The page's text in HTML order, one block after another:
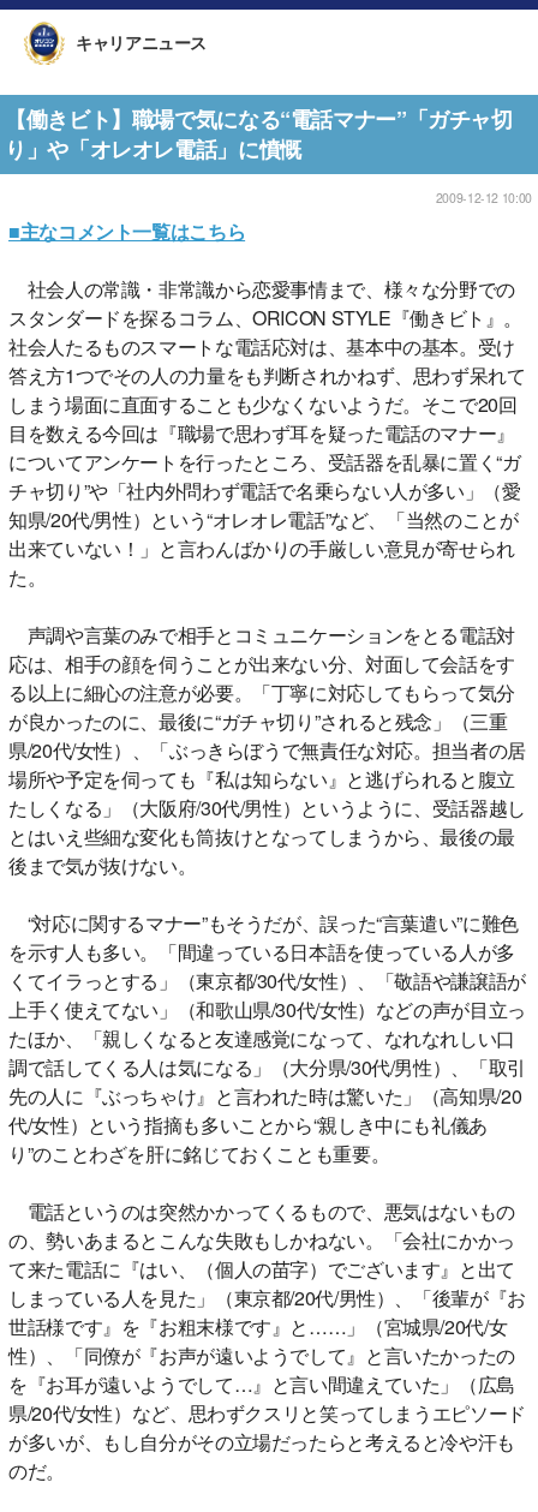
キャリアニュース
【働きビト】職場で気になる“電話マナー”「ガチャ切
り」や「オレオレ電話」に憤慨
2009-12-12 10:00
■主なコメント一覧はこちら
社会人の常識・非常識から恋愛事情まで、様々な分野での
スタンダードを探るコラム、ORICON STYLE『働きビト』。
社会人たるものスマートな電話応対は、基本中の基本。受け
答え方1つでその人の力量をも判断されかねず、思わず呆れて
しまう場面に直面することも少なくないようだ。そこで20回
目を数える今回は『職場で思わず耳を疑った電話のマナー』
についてアンケートを行ったところ、受話器を乱暴に置く“ガ
チャ切り”や「社内外問わず電話で名乗らない人が多い」（愛
知県/20代/男性）という“オレオレ電話”など、「当然のことが
出来ていない！」と言わんばかりの手厳しい意見が寄せられ
た。
声調や言葉のみで相手とコミュニケーションをとる電話対
応は、相手の顔を伺うことが出来ない分、対面して会話をす
る以上に細心の注意が必要。「丁寧に対応してもらって気分
が良かったのに、最後に“ガチャ切り”されると残念」（三重
県/20代/女性）、「ぶっきらぼうで無責任な対応。担当者の居
場所や予定を伺っても『私は知らない』と逃げられると腹立
たしくなる」（大阪府/30代/男性）というように、受話器越し
とはいえ些細な変化も筒抜けとなってしまうから、最後の最
後まで気が抜けない。
“対応に関するマナー”もそうだが、誤った“言葉遣い”に難色
を示す人も多い。「間違っている日本語を使っている人が多
くてイラっとする」（東京都/30代/女性）、「敬語や謙譲語が
上手く使えてない」（和歌山県/30代/女性）などの声が目立っ
たほか、「親しくなると友達感覚になって、なれなれしい口
調で話してくる人は気になる」（大分県/30代/男性）、「取引
先の人に『ぶっちゃけ』と言われた時は驚いた」（高知県/20
代/女性）という指摘も多いことから“親しき中にも礼儀あ
り”のことわざを肝に銘じておくことも重要。
電話というのは突然かかってくるもので、悪気はないもの
の、勢いあまるとこんな失敗もしかねない。「会社にかかっ
て来た電話に『はい、（個人の苗字）でございます』と出て
しまっている人を見た」（東京都/20代/男性）、「後輩が『お
世話様です』を『お粗末様です』と……」（宮城県/20代/女
性）、「同僚が『お声が遠いようでして』と言いたかったの
を『お耳が遠いようでして…』と言い間違えていた」（広島
県/20代/女性）など、思わずクスリと笑ってしまうエピソード
が多いが、もし自分がその立場だったらと考えると冷や汗も
のだ。